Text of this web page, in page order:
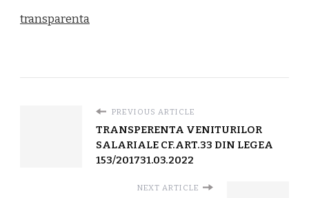
transparenta
PREVIOUS ARTICLE
TRANSPERENTA VENITURILOR
SALARIALE CF.ART.33 DIN LEGEA
153/201731.03.2022
NEXT ARTICLE